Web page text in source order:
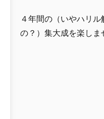
４年間の（いやハリ
の？）集大成を楽しま